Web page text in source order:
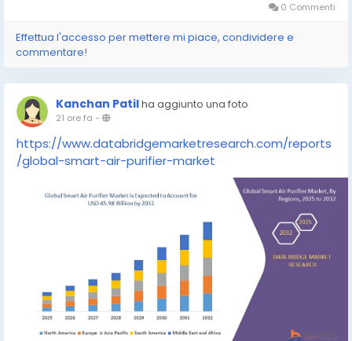
0 Commenti
Effettua l'accesso per mettere mi piace, condividere e
commentare!
Kanchan Patilha aggiunto una foto
21 ore fa -
https://www.databridgemarketresearch.com/reports
/global-smart-air-purifier-market